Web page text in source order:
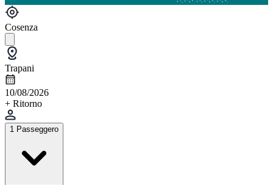
Cosenza
Trapani
10/08/2026
+ Ritorno
1 Passeggero